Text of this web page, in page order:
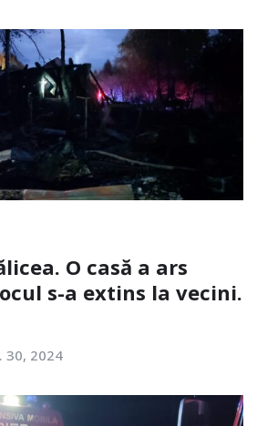
O casă a ars
s-a extins la vecini.
30, 2024